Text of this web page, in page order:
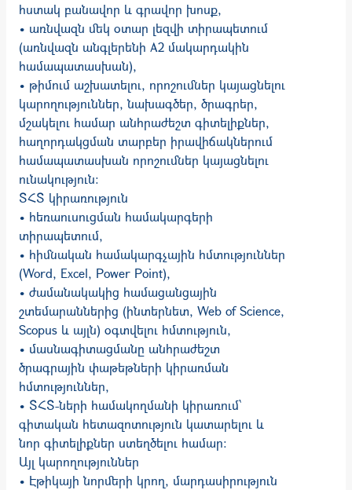
հստակ բանավոր և գրավոր խոսք,
• առնվազն մեկ օտար լեզվի տիրապետում
(առնվազն անգլերենի A2 մակարդակին
համապատասխան),
• թիմում աշխատելու, որոշումներ կայացնելու
կարողություններ, նախագծեր, ծրագրեր,
մշակելու համար անհրաժեշտ գիտելիքներ,
հաղորդակցման տարբեր իրավիճակներում
համապատասխան որոշումներ կայացնելու
ունակություն:
ՏՀՏ կիրառություն
• հեռաուսուցման համակարգերի
տիրապետում,
• հիմնական համակարգչային հմտություններ
(Word, Excel, Power Point),
• ժամանակակից համացանցային
շտեմարաններից (ինտերնետ, Web of Science,
Scopus և այլն) օգտվելու հմտություն,
• մասնագիտացմանը անհրաժեշտ
ծրագրային փաթեթների կիրառման
հմտություններ,
• ՏՀՏ-ների համակողմանի կիրառում՝
գիտական հետազոտություն կատարելու և
նոր գիտելիքներ ստեղծելու համար:
Այլ կարողություններ
• Էթիկայի նորմերի կրող, մարդասիրություն